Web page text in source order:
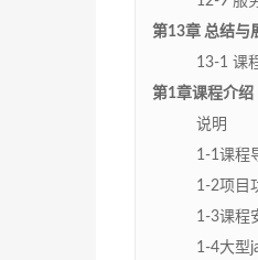
第13章 总结与
13-1 课
第1章课程介绍
说明
1-1课程
1-2项目
1-3课程
1-4大型